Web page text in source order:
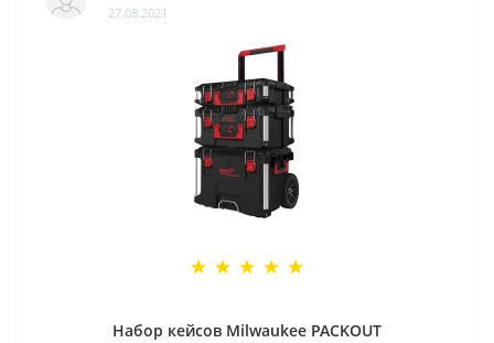
27.08.2021
Набор кейсов Milwaukee PACKOUT